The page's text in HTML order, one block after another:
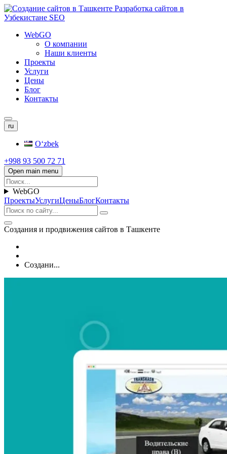
WebGO
О компании
Наши клиенты
Проекты
Услуги
Цены
Блог
Контакты
ru
Oʻzbek
+998 93 500 72 71
Open main menu
WebGO
ПроектыУслугиЦеныБлогКонтакты
Создания и продвижения сайтов в Ташкенте
Создани...